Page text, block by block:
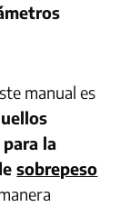
manual es
la
sobrepeso